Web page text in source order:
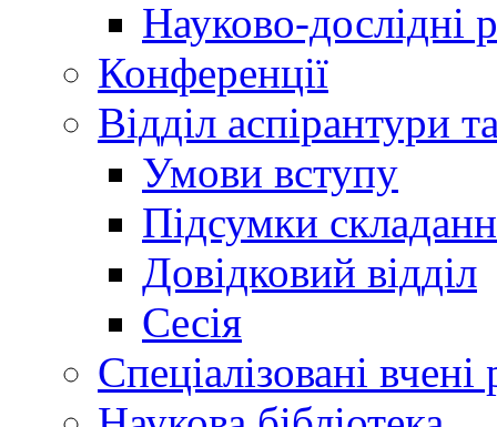
Науково-дослідні
Конференції
Відділ аспірантури
Умови вступу
Підсумки
Довідковий відділ
Сесія
Спеціалізовані вчені